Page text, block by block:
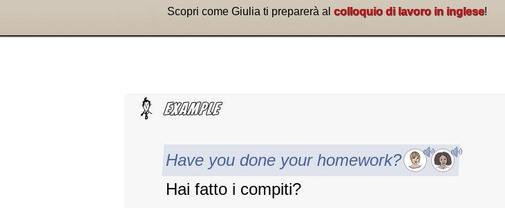
Scopri come Giulia ti preparerà al colloquio di lavoro in inglese!
Have you done your homework?
Hai fatto i compiti?